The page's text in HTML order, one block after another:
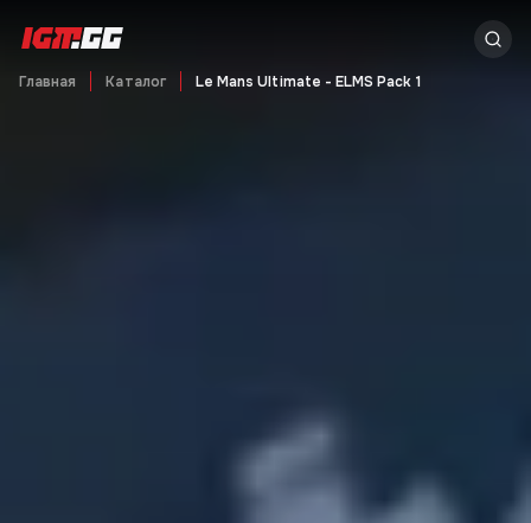
Главная Каталог Le Mans Ultimate - ELMS Pack 1